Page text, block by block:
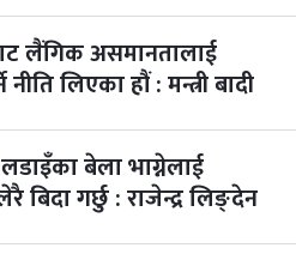
लैंगिक असमानतालाई
नीति लिएका हौं : मन्त्री बादी
बेला भाग्नेलाई
बिदा गर्छु : राजेन्द्र लिङ्देन